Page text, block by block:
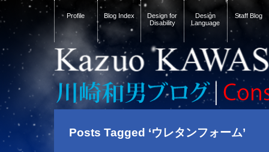
Profile Blog Index
Design for
Disability
Design
Language
Staff Blog
Posts Tagged ‘ウレタンフォーム’